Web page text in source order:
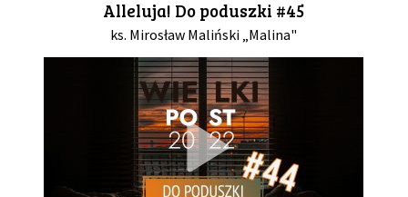
DRUŻYNA
WESPRZYJ NAS
Alleluja! Do poduszki #45
ks. Mirosław Maliński „Malina"